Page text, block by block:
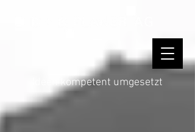
Ideen kompetent umgesetzt